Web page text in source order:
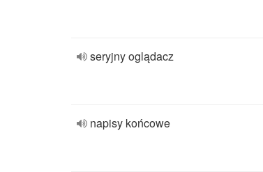
seryjny oglądacz
napisy końcowe